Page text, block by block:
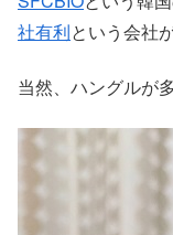
社有利という会社
当然、ハングルが